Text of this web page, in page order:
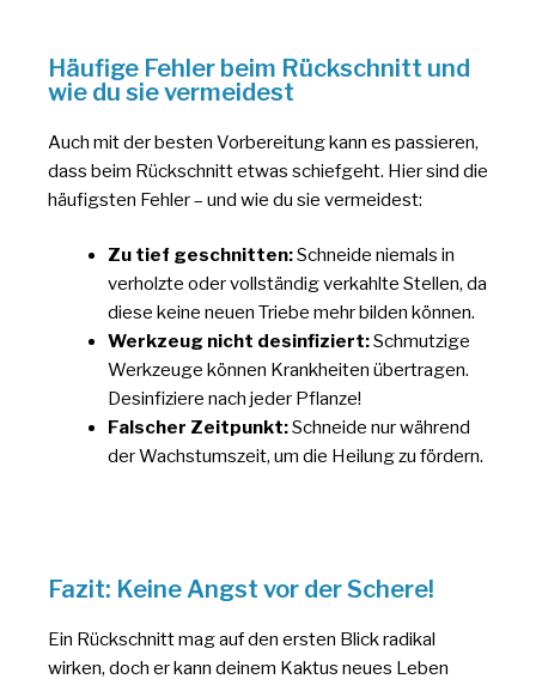
Häufige Fehler beim Rückschnitt und
wie du sie vermeidest
Auch mit der besten Vorbereitung kann es passieren,
dass beim Rückschnitt etwas schiefgeht. Hier sind die
häufigsten Fehler – und wie du sie vermeidest:
Zu tief geschnitten:Schneide niemals in
verholzte oder vollständig verkahlte Stellen, da
diese keine neuen Triebe mehr bilden können.
Werkzeug nicht desinfiziert:Schmutzige
Werkzeuge können Krankheiten übertragen.
Desinfiziere nach jeder Pflanze!
Falscher Zeitpunkt:Schneide nur während
der Wachstumszeit, um die Heilung zu fördern.
Fazit: Keine Angst vor der Schere!
Ein Rückschnitt mag auf den ersten Blick radikal
wirken, doch er kann deinem Kaktus neues Leben